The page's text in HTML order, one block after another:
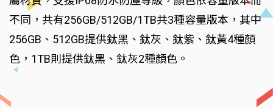
不同，共有256GB/512GB/1TB共3種容量版本，其中
256GB、512GB提供鈦黑、鈦灰、鈦紫、鈦黃4種顏
色，1TB則提供鈦黑、鈦灰2種顏色。